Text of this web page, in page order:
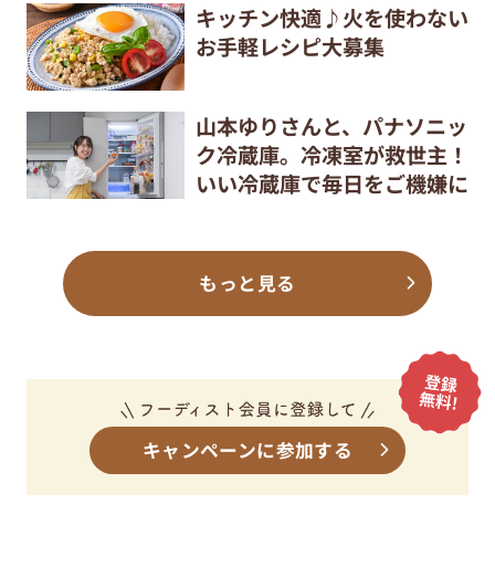
キッチン快適♪火を使わない
お手軽レシピ大募集
山本ゆりさんと、パナソニッ
ク冷蔵庫。冷凍室が救世主！
いい冷蔵庫で毎日をご機嫌に
もっと見る
キャンペーンに参加する